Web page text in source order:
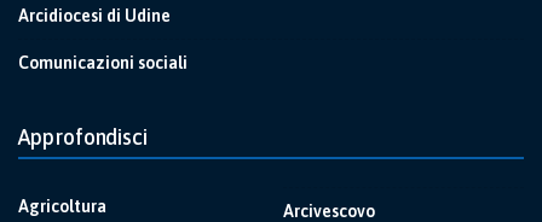
Arcidiocesi di Udine
Comunicazioni sociali
Approfondisci
Agricoltura Arcivescovo